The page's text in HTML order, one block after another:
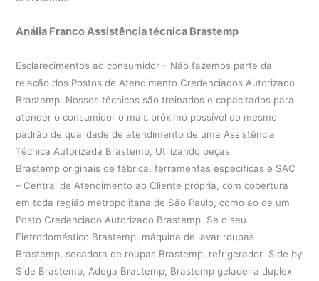
Anália Franco Assistência técnica Brastemp
Esclarecimentos ao consumidor – Não fazemos parte da
relação dos Postos de Atendimento Credenciados Autorizado
Brastemp. Nossos técnicos são treinados e capacitados para
atender o consumidor o mais próximo possível do mesmo
padrão de qualidade de atendimento de uma Assistência
Técnica Autorizada Brastemp, Utilizando peças
Brastemp originais de fábrica, ferramentas especificas e SAC
– Central de Atendimento ao Cliente própria, com cobertura
em toda região metropolitana de São Paulo, como ao de um
Posto Credenciado Autorizado Brastemp. Se o seu
Eletrodoméstico Brastemp, máquina de lavar roupas
Brastemp, secadora de roupas Brastemp, refrigerador Side by
Side Brastemp, Adega Brastemp, Brastemp geladeira duplex